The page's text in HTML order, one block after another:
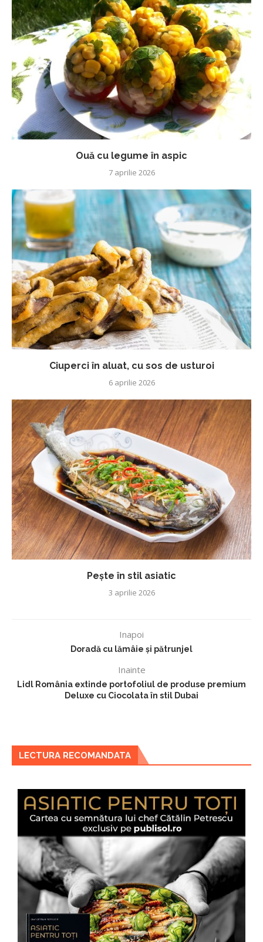
Ouă cu legume în aspic
7 aprilie 2026
Ciuperci în aluat, cu sos de usturoi
6 aprilie 2026
Pește în stil asiatic
3 aprilie 2026
Inapoi
Doradă cu lămâie și pătrunjel
Inainte
Lidl România extinde portofoliul de produse premium
Deluxe cu Ciocolata în stil Dubai
LECTURA RECOMANDATA